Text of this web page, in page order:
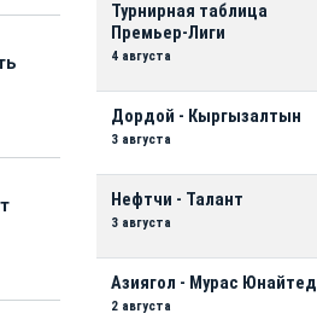
Турнирная таблица
Премьер-Лиги
4 августа
Дордой - Кыргызалтын
3 августа
Нефтчи - Талант
3 августа
Азиягол - Мурас Юнайтед
2 августа